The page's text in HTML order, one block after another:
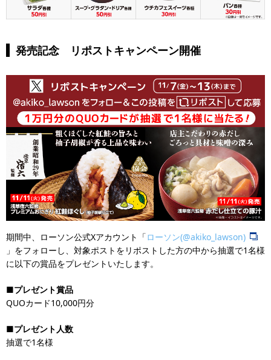
発売記念 リポストキャンペーン開催
期間中、ローソン公式Xアカウント「ローソン(@akiko_lawson)
」をフォローし、対象ポストをリポストした方の中から抽選で1名様
に以下の賞品をプレゼントいたします。
■プレゼント賞品
QUOカード10,000円分
■プレゼント人数
抽選で1名様